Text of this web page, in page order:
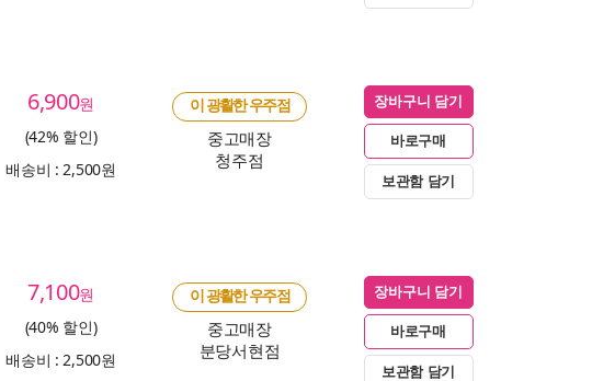
6,900원
(42% 할인)
배송비 : 2,500원
이 광활한 우주점
중고매장
청주점
장바구니 담기
바로구매
보관함 담기
7,100원
(40% 할인)
배송비 : 2,500원
이 광활한 우주점
중고매장
분당서현점
장바구니 담기
바로구매
보관함 담기